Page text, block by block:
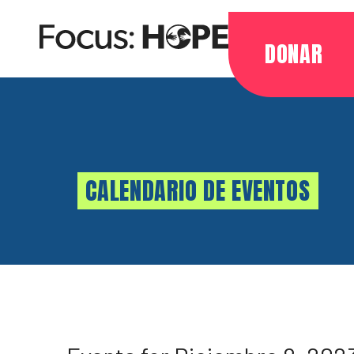
DONAR
CALENDARIO DE EVENTOS